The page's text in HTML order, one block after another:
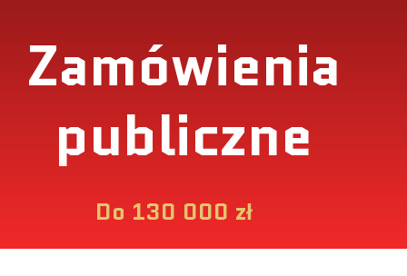
Zamówienia
publiczne
Do 130 000 zł